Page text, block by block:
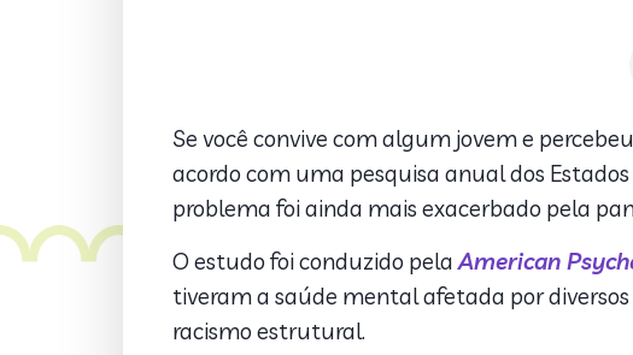
Se você convive com algum jovem e
acordo com uma pesquisa anual dos
problema foi ainda mais exacerbado pela
O estudo foi conduzido pelaAmerican
tiveram a saúde mental afetada por
racismo estrutural.